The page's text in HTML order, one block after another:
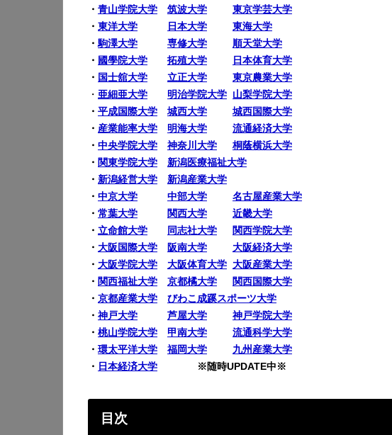
・ 青山学院大学 筑波大学
東京学芸大学
・ 東洋大学 日本大学
東海大学
・ 駒澤大学 専修大学
順天堂大学
・ 國學院大学 拓殖大学
日本体育大学
・ 国士舘大学 立正大学
東京農業大学
・ 亜細亜大学 明治学院大学 山梨学院大学
・ 平成国際大学 城西大学
城西国際大学
・ 産業能率大学 明海大学
流通経済大学
・ 中央学院大学 神奈川大学
桐蔭横浜大学
・ 関東学院大学
新潟医療福祉大学
・ 新潟経営大学
新潟産業大学
・ 中京大学 中部大学
名古屋産業大学
・ 常葉大学 関西大学
近畿大学
・ 立命館大学 同志社大学
関西学院大学
・ 大阪国際大学 阪南大学
大阪経済大学
・ 大阪学院大学 大阪体育大学 大阪産業大学
・ 関西福祉大学 京都橘大学
関西国際大学
・ 京都産業大学
びわこ成蹊スポーツ大学
・ 神戸大学 芦屋大学
神戸学院大学
・ 桃山学院大学 甲南大学
流通科学大学
・ 環太平洋大学 福岡大学
九州産業大学
・ 日本経済大学 ※随時UPDATE中※
目次